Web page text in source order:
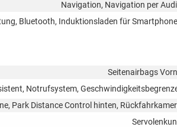
Navigation, Navigation per
Bluetooth, Induktionsladen für
Seitenairbags
Notrufsystem,
Park Distance Control hinten,